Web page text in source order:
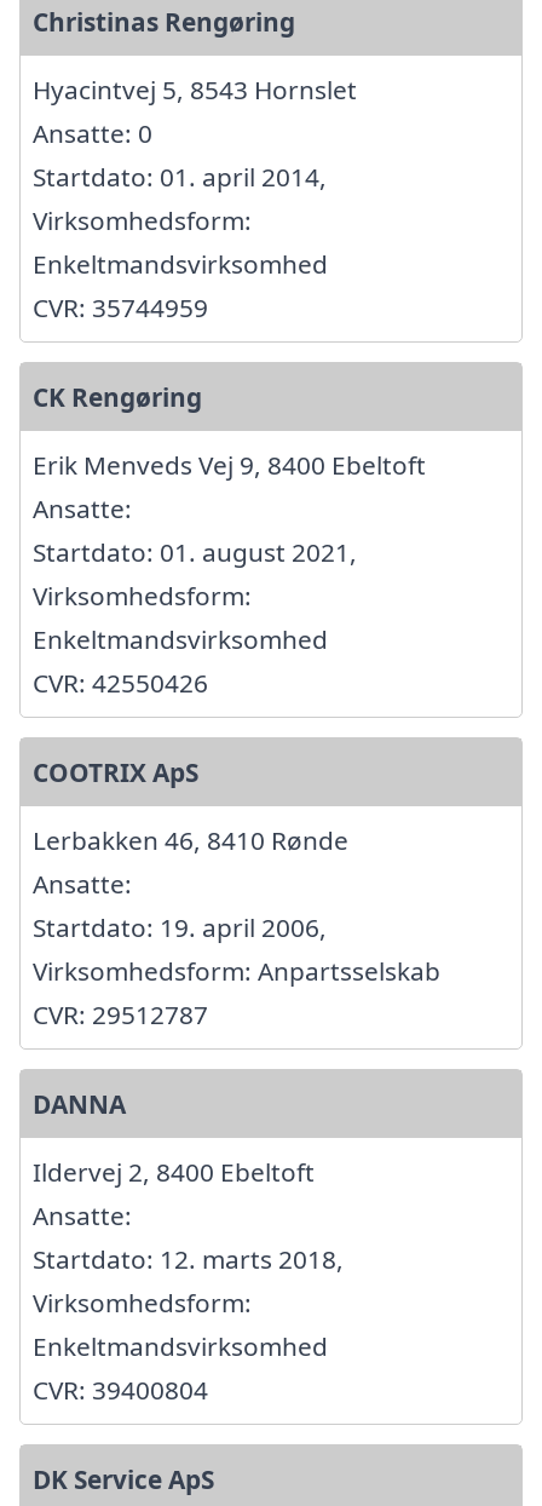
Christinas Rengøring
Hyacintvej 5, 8543 Hornslet
Ansatte: 0
Startdato: 01. april 2014,
Virksomhedsform:
Enkeltmandsvirksomhed
CVR: 35744959
CK Rengøring
Erik Menveds Vej 9, 8400 Ebeltoft
Ansatte:
Startdato: 01. august 2021,
Virksomhedsform:
Enkeltmandsvirksomhed
CVR: 42550426
COOTRIX ApS
Lerbakken 46, 8410 Rønde
Ansatte:
Startdato: 19. april 2006,
Virksomhedsform: Anpartsselskab
CVR: 29512787
DANNA
Ildervej 2, 8400 Ebeltoft
Ansatte:
Startdato: 12. marts 2018,
Virksomhedsform:
Enkeltmandsvirksomhed
CVR: 39400804
DK Service ApS